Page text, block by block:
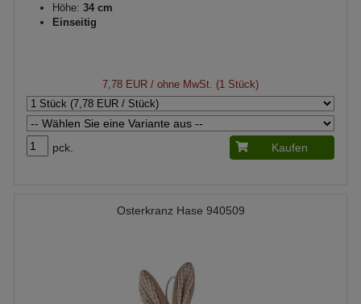
Höhe: 34 cm
Einseitig
7,78 EUR / ohne MwSt. (1 Stück)
pck. Kaufen
Osterkranz Hase 940509